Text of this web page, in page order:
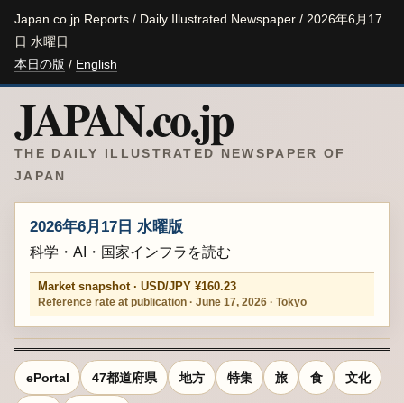
Japan.co.jp Reports / Daily Illustrated Newspaper / 2026年6月17
日 水曜日
本日の版 / English
JAPAN.co.jp
THE DAILY ILLUSTRATED NEWSPAPER OF
JAPAN
2026年6月17日 水曜版
科学・AI・国家インフラを読む
Market snapshot · USD/JPY ¥160.23
Reference rate at publication · June 17, 2026 · Tokyo
ePortal 47都道府県 地方 特集 旅 食 文化